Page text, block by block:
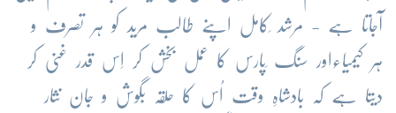
آجاتا ہے - مرشد ِکامل اپنے طالب مرید کو ہر تصرف و
ہر کیمیاءاور سنگ ِپارس کا عمل بخش کر اِس قدر غنی کر
دیتا ہے کہ بادشاہِ وقت اُس کا حلقہ بگوش و جان نثار